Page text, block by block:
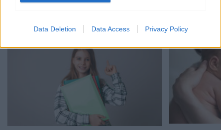
Data Deletion Data Access Privacy Policy
31/07/2026 - 11:29